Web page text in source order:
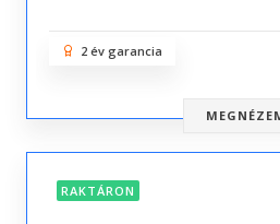
2 év garancia
RAKTÁRON